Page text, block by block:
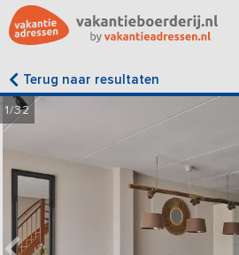
Terug naar resultaten
1/32